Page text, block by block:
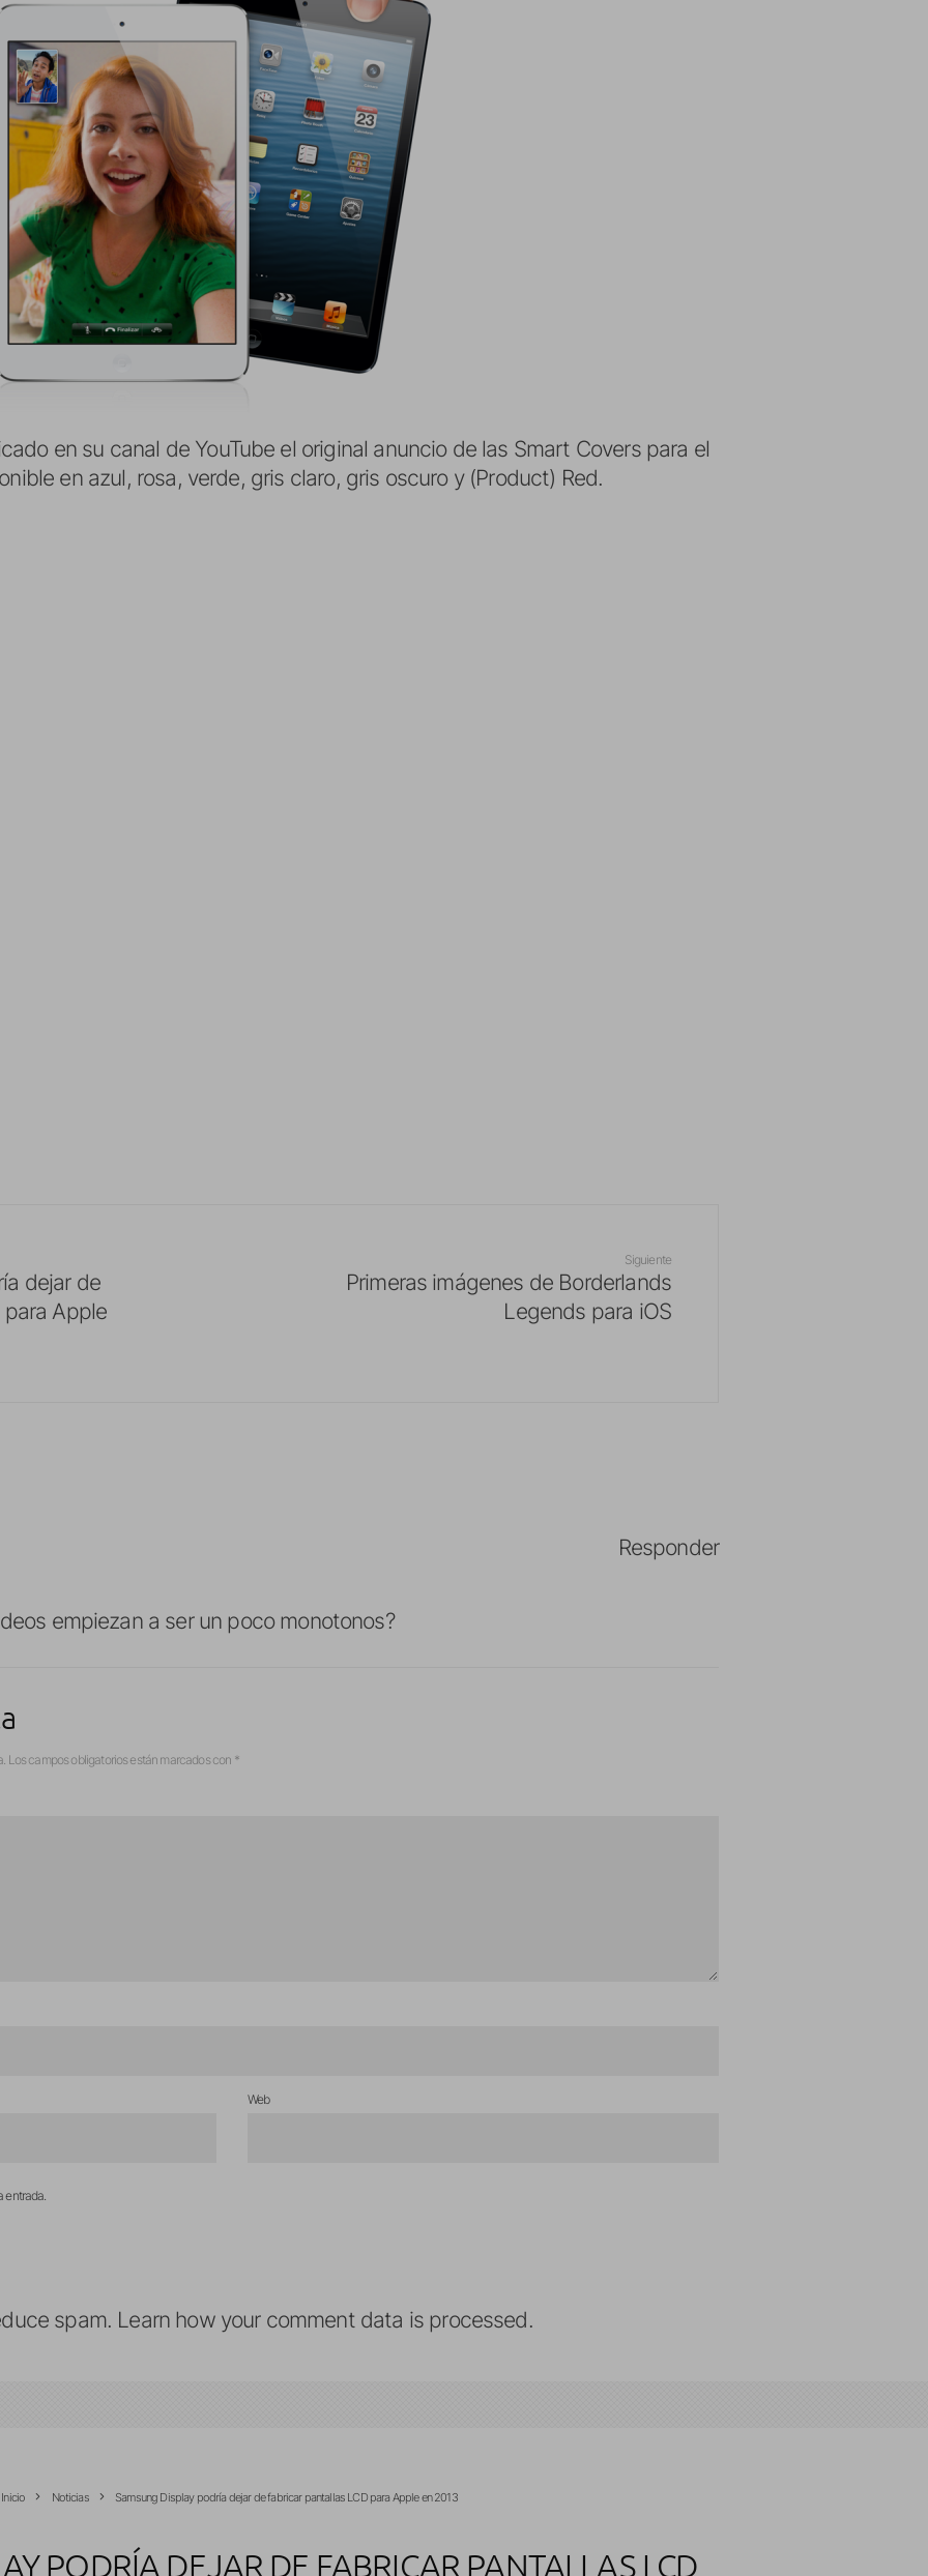
en su canal de YouTube el original anuncio de las Smart Covers para el
en azul, rosa, verde, gris claro, gris oscuro y (Product) Red.
dejar de
Apple
Siguiente
Primeras imágenes de Borderlands
Legends para iOS
empiezan a ser un poco monotonos?
Responder
Los campos obligatorios están marcados con *
Web
entrada.
spam. Learn how your comment data is processed.
Inicio Noticias Samsung Display podría dejar de fabricar pantallas LCD para Apple en 2013
PODRÍA DEJAR DE FABRICAR PANTALLAS LCD